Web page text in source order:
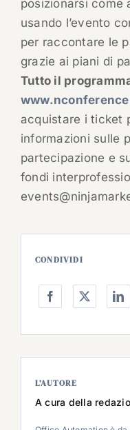
posizionarsi come
usando l’evento
per raccontare le
grazie ai piani di
Tutto il
acquistare i ticket
informazioni sulle
partecipazione e
fondi
CONDIVIDI
L’AUTORE
A cura della